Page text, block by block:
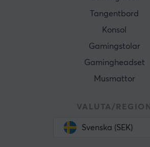
Tangentbord
Konsol
Gamingstolar
Gamingheadset
Musmattor
VALUTA/REGION
Svenska (SEK)